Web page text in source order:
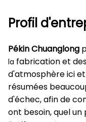
Profil
Pékin Chuanglong
la fabrication et
d'atmosphère ici et
résumées
d'échec, afin de
ont besoin, quel un